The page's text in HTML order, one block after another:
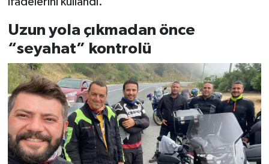
Uzun yola çıkmadan önce
“seyahat” kontrolü